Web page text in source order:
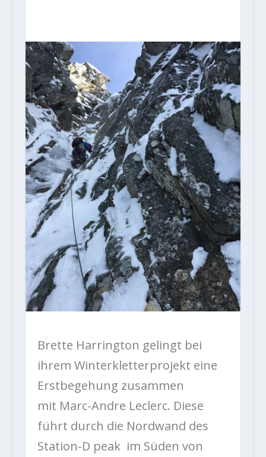
Brette Harrington gelingt bei
ihrem Winterkletterprojekt eine
Erstbegehung zusammen
mit Marc-Andre Leclerc. Diese
führt durch die Nordwand des
Station-D peak im Süden von